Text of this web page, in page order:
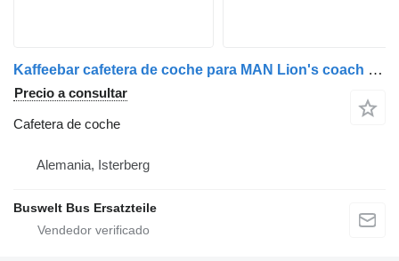
Kaffeebar cafetera de coche para MAN Lion's coach autobús
Precio a consultar
Cafetera de coche
Alemania, Isterberg
Buswelt Bus Ersatzteile